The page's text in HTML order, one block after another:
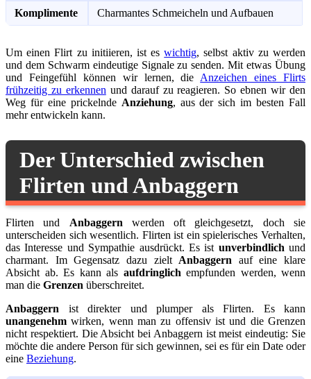
Komplimente Charmantes Schmeicheln und Aufbauen
Um einen Flirt zu initiieren, ist eswichtig, selbst aktiv zu werden
und dem Schwarm eindeutige Signale zu senden. Mit etwas Übung
und Feingefühl können wir lernen, die Anzeichen eines Flirts
frühzeitig zu erkennen und darauf zu reagieren. So ebnen wir den
Weg für eine prickelnde Anziehung, aus der sich im besten Fall
mehr entwickeln kann.
Der Unterschied zwischen
Flirten und Anbaggern
Flirten und Anbaggern werden oft gleichgesetzt, doch sie
unterscheiden sich wesentlich. Flirten ist ein spielerisches Verhalten,
das Interesse und Sympathie ausdrückt. Es ist unverbindlich und
charmant. Im Gegensatz dazu zielt Anbaggern auf eine klare
Absicht ab. Es kann als aufdringlich empfunden werden, wenn
man die Grenzen überschreitet.
Anbaggern ist direkter und plumper als Flirten. Es kann
unangenehm wirken, wenn man zu offensiv ist und die Grenzen
nicht respektiert. Die Absicht bei Anbaggern ist meist eindeutig: Sie
möchte die andere Person für sich gewinnen, sei es für ein Date oder
eine Beziehung.